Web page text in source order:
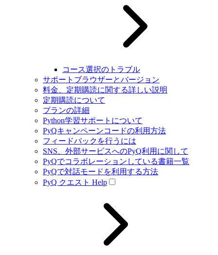
コース選択のトラブル
サポートブラウザーとバージョン
料金、定期購読に関する詳しい説明
定期購読について
プランの詳細
Python学習サポートについて
PyQキャンペーンコードの利用方法
フィードバックを行うには
SNS、外部サービスへのPyQ利用に関して
PyQでコラボレーションしている書籍一覧
PyQで対話モードを利用する方法
PyQ クエスト Help